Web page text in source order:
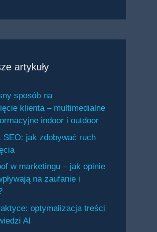
artykuły
sposób na
klienta – multimedialne
indoor i outdoor
SEO: jak zdobywać ruch
w marketingu – jak opinie
na zaufanie i
optymalizacja treści
AI